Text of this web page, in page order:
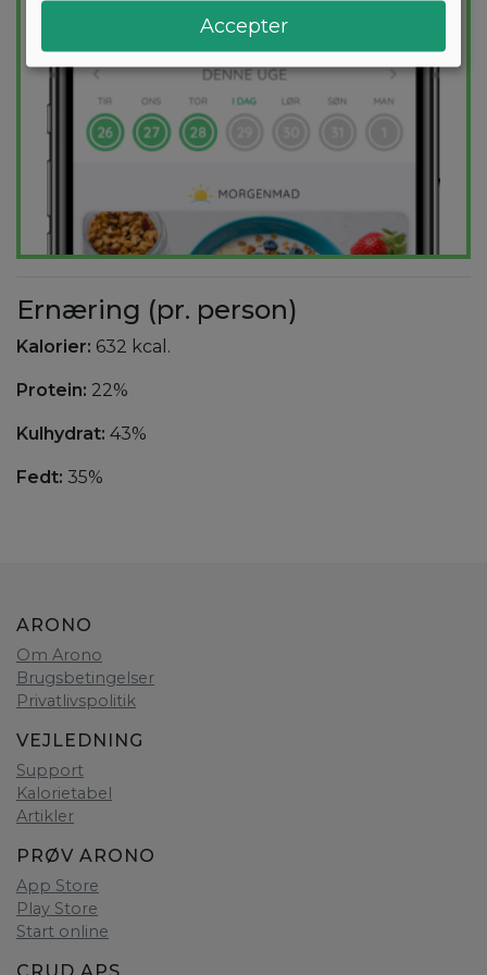
Ernæring (pr. person)
Kalorier: 632 kcal.
Protein: 22%
Kulhydrat: 43%
Fedt: 35%
ARONO
Om Arono
Brugsbetingelser
Privatlivspolitik
VEJLEDNING
Support
Kalorietabel
Artikler
PRØV ARONO
App Store
Play Store
Start online
Accepter